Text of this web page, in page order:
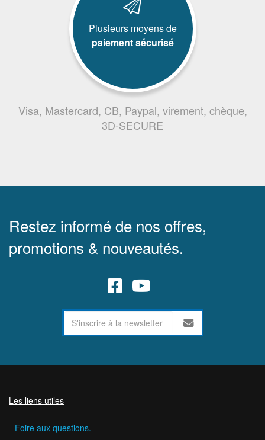
Plusieurs moyens de
paiement sécurisé
Visa, Mastercard, CB, Paypal, virement, chèque,
3D-SECURE
Restez informé de nos offres,
promotions & nouveautés.
Les liens utiles
Foire aux questions.